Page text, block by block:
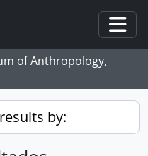
of Anthropology,
by: